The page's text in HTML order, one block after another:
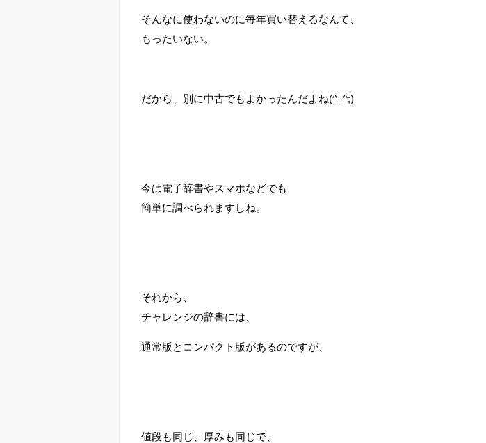
そんなに使わないのに毎年買い替えるなんて、
もったいない。
だから、別に中古でもよかったんだよね(^_^;)
今は電子辞書やスマホなどでも
簡単に調べられますしね。
それから、
チャレンジの辞書には、
通常版とコンパクト版があるのですが、
値段も同じ、厚みも同じで、